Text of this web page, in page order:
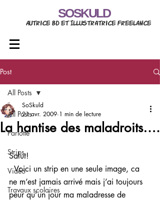
SOSKULD
Autrice BD et Illustratrice freelance
Post
All Posts
Parlotte
Strips
Vidéo
Travaux scolaires
All Posts
La hantise des maladroits….
SoSkuld
21 avr. 2009 1 min de lecture
Salut!
  Voici un strip en une seule image, ca
ne m’est jamais arrivé mais j’ai toujours
peur qu’un jour ma maladresse de